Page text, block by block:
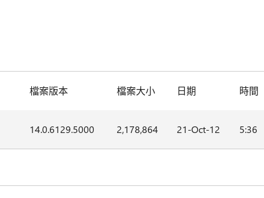
檔案版本 檔案大小 日期 時間
14.0.6129.5000 2,178,864 21-Oct-12 5:36